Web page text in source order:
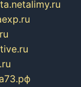
alimy.ru